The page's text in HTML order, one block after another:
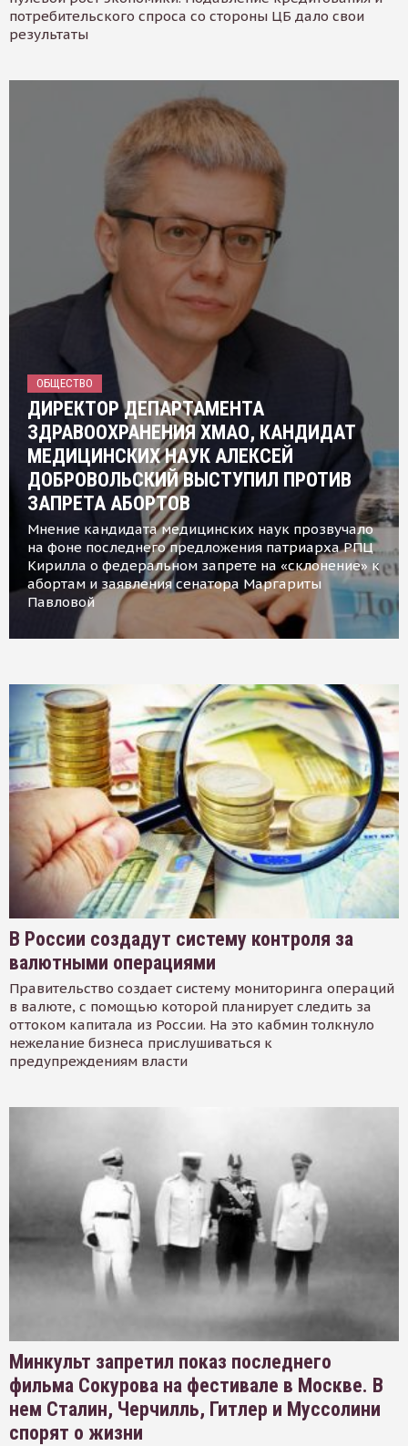
потребительского спроса со стороны ЦБ дало свои
результаты
ОБЩЕСТВО
ДИРЕКТОР ДЕПАРТАМЕНТА
ЗДРАВООХРАНЕНИЯ ХМАО, КАНДИДАТ
МЕДИЦИНСКИХ НАУК АЛЕКСЕЙ
ДОБРОВОЛЬСКИЙ ВЫСТУПИЛ ПРОТИВ
ЗАПРЕТА АБОРТОВ
Мнение кандидата медицинских наук прозвучало
на фоне последнего предложения патриарха РПЦ
Кирилла о федеральном запрете на «склонение» к
абортам и заявления сенатора Маргариты
Павловой
В России создадут систему контроля за
валютными операциями
Правительство создает систему мониторинга операций
в валюте, с помощью которой планирует следить за
оттоком капитала из России. На это кабмин толкнуло
нежелание бизнеса прислушиваться к
предупреждениям власти
Минкульт запретил показ последнего
фильма Сокурова на фестивале в Москве. В
нем Сталин, Черчилль, Гитлер и Муссолини
спорят о жизни